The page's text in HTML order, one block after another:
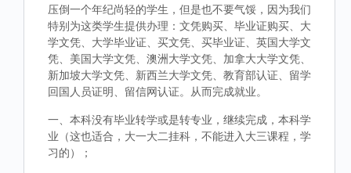
压倒一个年纪尚轻的学生，但是也不要气馁，因为我们
特别为这类学生提供办理：文凭购买、毕业证购买、大
学文凭、大学毕业证、买文凭、买毕业证、英国大学文
凭、美国大学文凭、澳洲大学文凭、加拿大大学文凭、
新加坡大学文凭、新西兰大学文凭、教育部认证、留学
回国人员证明、留信网认证。从而完成就业。
一、本科没有毕业转学或是转专业，继续完成，本科学
业（这也适合，大一大二挂科，不能进入大三课程，学
习的）；